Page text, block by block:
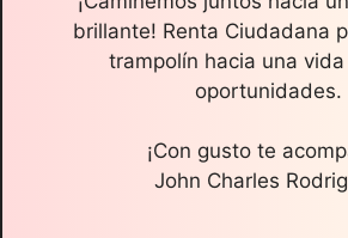
brillante! Renta Ciudadana
trampolín hacia una
oportunidades.
¡Con gusto te
John Charles